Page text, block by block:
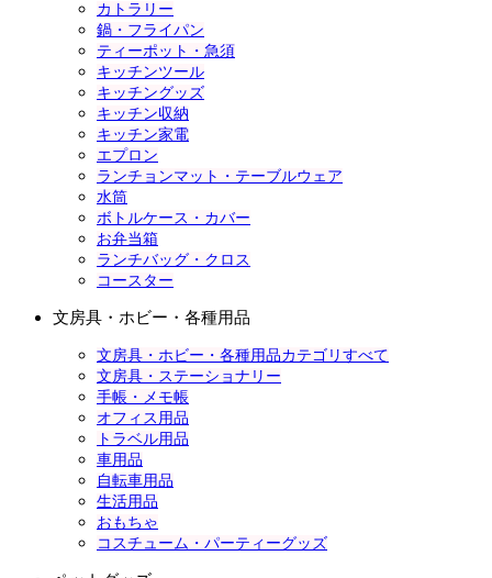
カトラリー
鍋・フライパン
ティーポット・急須
キッチンツール
キッチングッズ
キッチン収納
キッチン家電
エプロン
ランチョンマット・テーブルウェア
水筒
ボトルケース・カバー
お弁当箱
ランチバッグ・クロス
コースター
文房具・ホビー・各種用品
文房具・ホビー・各種用品カテゴリすべて
文房具・ステーショナリー
手帳・メモ帳
オフィス用品
トラベル用品
車用品
自転車用品
生活用品
おもちゃ
コスチューム・パーティーグッズ